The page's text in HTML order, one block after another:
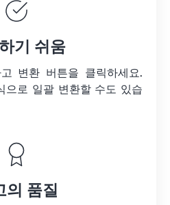
기 쉬움
변환 버튼을 클릭하세요.
으로 일괄 변환할 수도 있습
의 품질